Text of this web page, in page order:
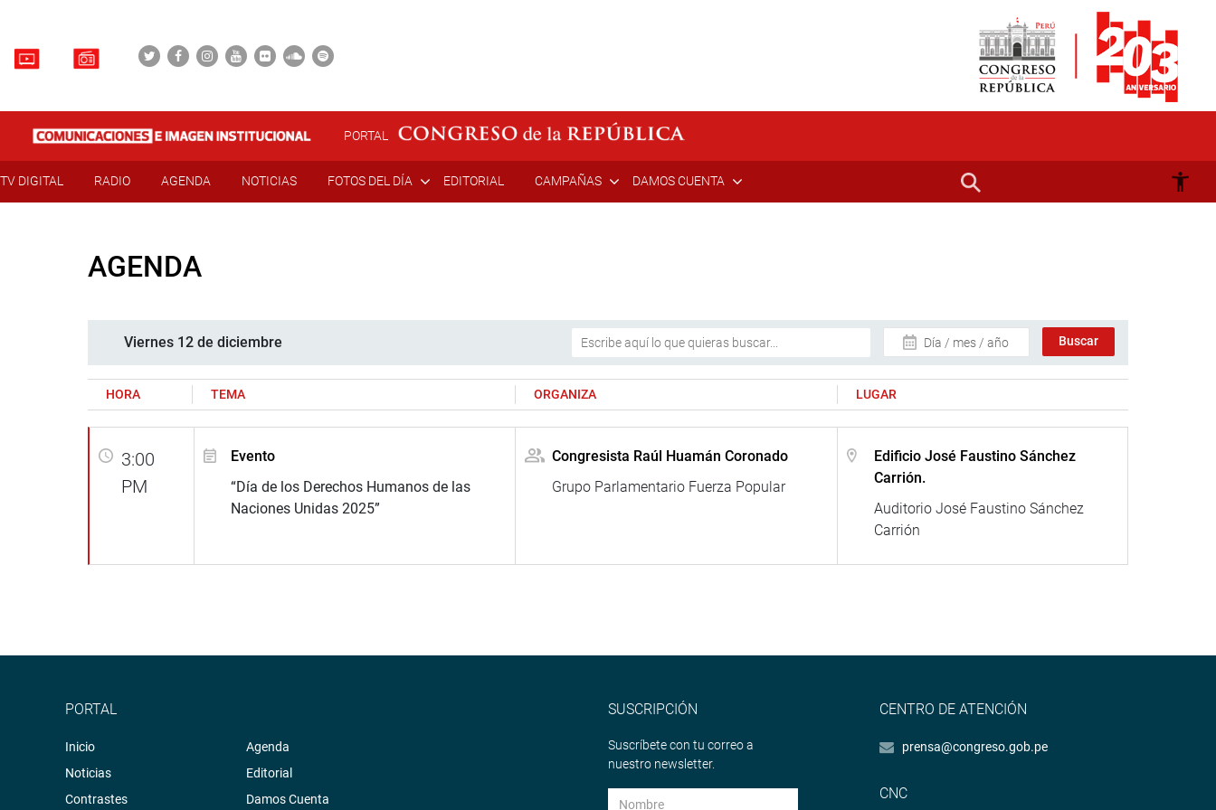
PORTAL
TV DIGITAL RADIO AGENDA NOTICIAS FOTOS DEL DÍA EDITORIAL CAMPAÑAS DAMOS CUENTA
AGENDA
Viernes 12 de diciembre Día / mes / año
HORA TEMA ORGANIZA LUGAR
3:00
PM
Evento
“Día de los Derechos Humanos de las
Naciones Unidas 2025”
Congresista Raúl Huamán Coronado
Grupo Parlamentario Fuerza Popular
Edificio José Faustino Sánchez
Carrión.
Auditorio José Faustino Sánchez
Carrión
PORTAL
Inicio
Noticias
Contrastes
Agenda
Editorial
Damos Cuenta
SUSCRIPCIÓN
Suscríbete con tu correo a
nuestro newsletter.
CENTRO DE ATENCIÓN
prensa@congreso.gob.pe
CNC